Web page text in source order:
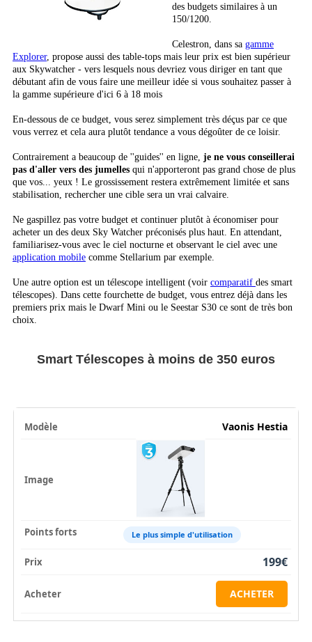
des budgets similaires à un
150/1200.
Celestron, dans sa gamme
Explorer, propose aussi des table-tops mais leur prix est bien supérieur
aux Skywatcher - vers lesquels nous devriez vous diriger en tant que
débutant afin de vous faire une meilleur idée si vous souhaitez passer à
la gamme supérieure d'ici 6 à 18 mois
En-dessous de ce budget, vous serez simplement très déçus par ce que
vous verrez et cela aura plutôt tendance a vous dégoûter de ce loisir.
Contrairement a beaucoup de ''guides'' en ligne, je ne vous conseillerai
pas d'aller vers des jumelles qui n'apporteront pas grand chose de plus
que vos... yeux ! Le grossissement restera extrêmement limitée et sans
stabilisation, rechercher une cible sera un vrai calvaire.
Ne gaspillez pas votre budget et continuer plutôt à économiser pour
acheter un des deux Sky Watcher préconisés plus haut. En attendant,
familiarisez-vous avec le ciel nocturne et observant le ciel avec une
application mobile comme Stellarium par exemple.
Une autre option est un télescope intelligent (voir comparatif des smart
télescopes). Dans cette fourchette de budget, vous entrez déjà dans les
premiers prix mais le Dwarf Mini ou le Seestar S30 ce sont de très bon
choix.
Smart Télescopes à moins de 350 euros
Vaonis Hestia
Le plus simple d'utilisation
199€
ACHETER